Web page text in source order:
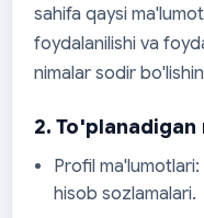
sahifa qaysi
foydalanilishi va
nimalar sodir
2.
Profil
hisob sozlamalari.